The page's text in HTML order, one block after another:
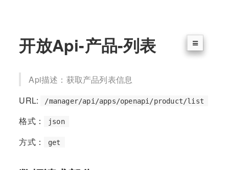
开放Api-产品-列表
Api描述：获取产品列表信息
URL:
/manager/api/apps/openapi/product/list
格式： json
方式： get